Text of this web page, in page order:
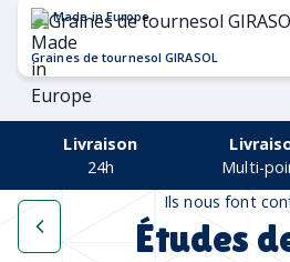
Made in Europe
Graines de tournesol GIRASOL
Livraison
24h
Multi-
Ils nous font
Études